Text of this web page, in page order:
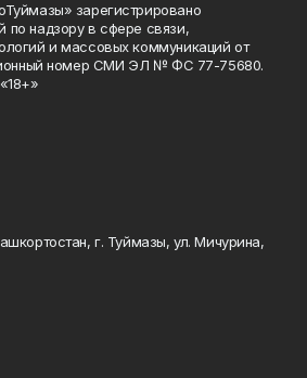
зарегистрировано
надзору в сфере связи,
и массовых коммуникаций от
номер СМИ ЭЛ № ФС 77-75680.
г. Туймазы, ул. Мичурина,